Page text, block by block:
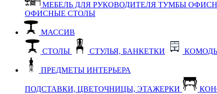
МЕБЕЛЬ ДЛЯ РУКОВОДИТЕЛЯ ТУМБЫ
ОФИСНЫЕ СТОЛЫ
МАССИВ
СТОЛЫ СТУЛЬЯ, БАНКЕТКИ
ПРЕДМЕТЫ ИНТЕРЬЕРА
ПОДСТАВКИ, ЦВЕТОЧНИЦЫ, ЭТАЖЕРКИ